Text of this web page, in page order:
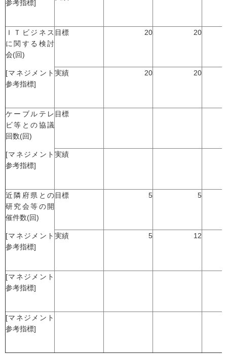
参考指標]
ＩＴビジネス
に関する検討
会(回)
[マネジメント
参考指標]
目標 20 20
実績 20 20
ケーブルテレ
ビ等との協議
回数(回)
[マネジメント
参考指標]
目標
実績
近隣府県との
研究会等の開
催件数(回)
[マネジメント
参考指標]
目標 5 5
実績 5 12
[マネジメント
参考指標]
[マネジメント
参考指標]